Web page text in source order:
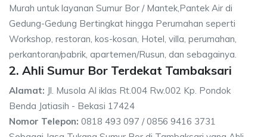
Murah untuk layanan Sumur Bor / Mantek,Pantek Air di
Gedung-Gedung Bertingkat hingga Perumahan seperti
Workshop, restoran, kos-kosan, Hotel, villa, perumahan,
perkantoran/pabrik, apartemen/Rusun, dan sebagainya.
2. Ahli Sumur Bor Terdekat Tambaksari
Alamat: Jl. Musola Al iklas Rt.004 Rw.002 Kp. Pondok
Benda Jatiasih - Bekasi 17424
Nomor Telepon: 0818 493 097 / 0856 9416 3731